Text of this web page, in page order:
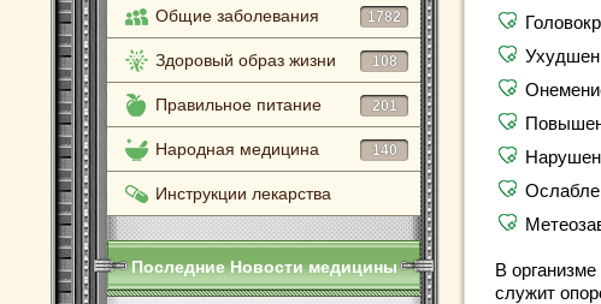
Общие заболевания 1782
Здоровый образ жизни 108
Правильное питание 201
Народная медицина 140
Инструкции лекарства
Последние Новости медицины
В
служит